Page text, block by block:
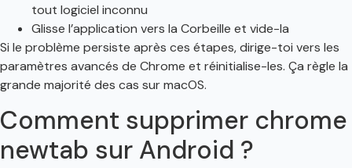
tout logiciel inconnu
Glisse l’application vers la Corbeille et vide-la
Si le problème persiste après ces étapes, dirige-toi vers les
paramètres avancés de Chrome et réinitialise-les. Ça règle la
grande majorité des cas sur macOS.
Comment supprimer chrome
newtab sur Android ?